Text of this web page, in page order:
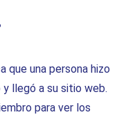
que una persona hizo
llegó a su sitio web.
para ver los